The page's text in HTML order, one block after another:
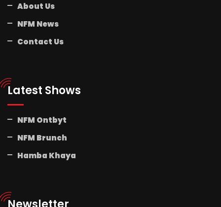
About Us
NFM News
Contact Us
Latest Shows
NFM Ontbyt
NFM Brunch
Hamba Khaya